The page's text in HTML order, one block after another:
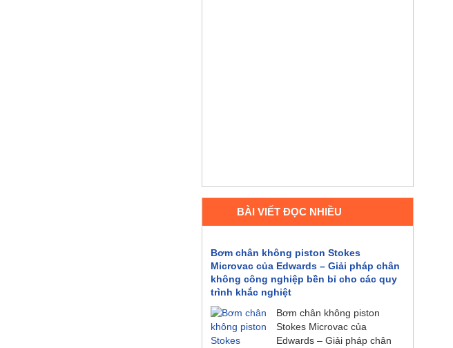
BÀI VIẾT ĐỌC NHIỀU
Bơm chân không piston Stokes
Microvac của Edwards – Giải pháp chân
không công nghiệp bền bỉ cho các quy
trình khắc nghiệt
Bơm chân không piston
Stokes Microvac của
Edwards – Giải pháp chân